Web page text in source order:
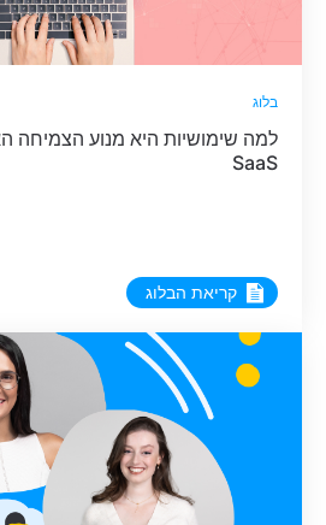
בלוג
למה שימושיות היא מנוע הצמיחה
SaaS
קריאת הבלוג